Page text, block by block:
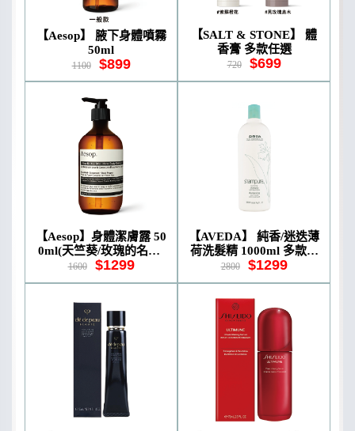
【Aesop】 腋下身體噴霧
50ml
1100 $899
【SALT & STONE】 體
香膏 多款任選
720 $699
【Aesop】身體潔膚露 50
0ml(天竺葵/玫瑰的名字)
多款任選
1600 $1299
【AVEDA】 純香/迷迭薄
荷洗髮精 1000ml 多款任
選
2800 $1299